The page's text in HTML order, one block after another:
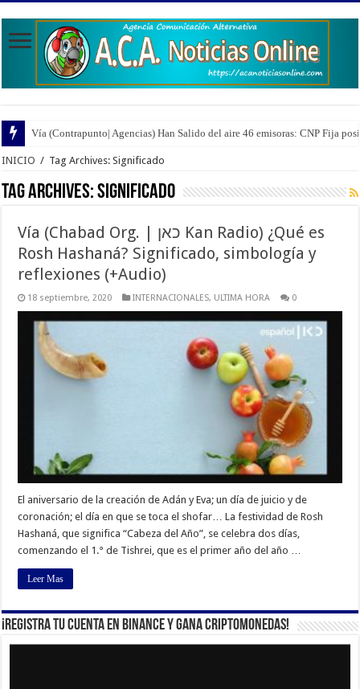
Vía (Contrapunto| Agencias) Han Salido del aire 46 emisoras: CNP Fija
INICIO / Tag Archives: Significado
Tag Archives:Significado
Vía (Chabad Org. | כאן Kan Radio) ¿Qué es
Rosh Hashaná? Significado, simbología y
reflexiones (+Audio)
18 septiembre, 2020 INTERNACIONALES, ULTIMA HORA 0
El aniversario de la creación de Adán y Eva; un día de juicio y de
coronación; el día en que se toca el shofar… La festividad de Rosh
Hashaná, que significa “Cabeza del Año”, se celebra dos días,
comenzando el 1.° de Tishrei, que es el primer año del año …
Leer Mas
¡Registra tu cuenta en Binance y gana criptomonedas!